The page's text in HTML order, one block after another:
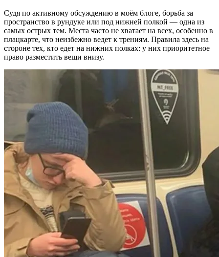
Судя по активному обсуждению в моём блоге, борьба за
пространство в рундуке или под нижней полкой — одна из
самых острых тем. Места часто не хватает на всех, особенно в
плацкарте, что неизбежно ведет к трениям. Правила здесь на
стороне тех, кто едет на нижних полках: у них приоритетное
право разместить вещи внизу.